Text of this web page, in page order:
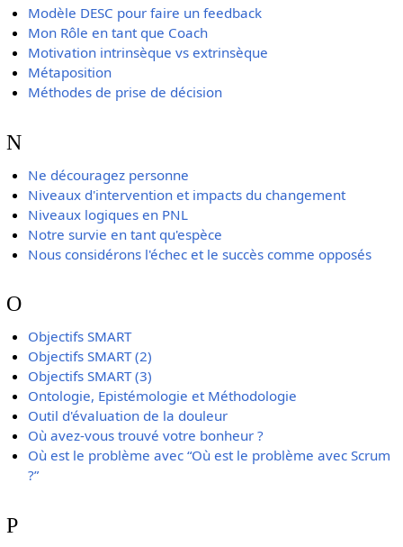
Modèle DESC pour faire un feedback
Mon Rôle en tant que Coach
Motivation intrinsèque vs extrinsèque
Métaposition
Méthodes de prise de décision
N
Ne découragez personne
Niveaux d'intervention et impacts du changement
Niveaux logiques en PNL
Notre survie en tant qu'espèce
Nous considérons l'échec et le succès comme opposés
O
Objectifs SMART
Objectifs SMART (2)
Objectifs SMART (3)
Ontologie, Epistémologie et Méthodologie
Outil d'évaluation de la douleur
Où avez-vous trouvé votre bonheur ?
Où est le problème avec “Où est le problème avec Scrum
?”
P